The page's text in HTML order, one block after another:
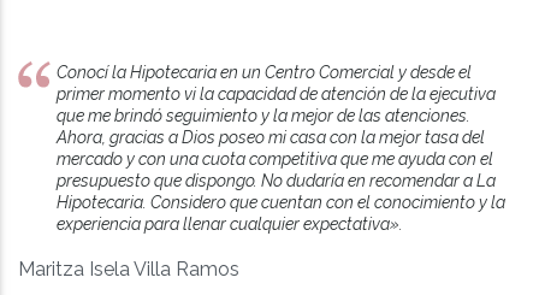
Conocí la Hipotecaria en un Centro Comercial y desde el
primer momento vi la capacidad de atención de la ejecutiva
que me brindó seguimiento y la mejor de las atenciones.
Ahora, gracias a Dios poseo mi casa con la mejor tasa del
mercado y con una cuota competitiva que me ayuda con el
presupuesto que dispongo. No dudaría en recomendar a La
Hipotecaria. Considero que cuentan con el conocimiento y la
experiencia para llenar cualquier expectativa».
Maritza Isela Villa Ramos